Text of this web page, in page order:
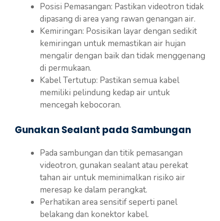
Posisi Pemasangan: Pastikan videotron tidak
dipasang di area yang rawan genangan air.
Kemiringan: Posisikan layar dengan sedikit
kemiringan untuk memastikan air hujan
mengalir dengan baik dan tidak menggenang
di permukaan.
Kabel Tertutup: Pastikan semua kabel
memiliki pelindung kedap air untuk
mencegah kebocoran.
Gunakan Sealant pada Sambungan
Pada sambungan dan titik pemasangan
videotron, gunakan sealant atau perekat
tahan air untuk meminimalkan risiko air
meresap ke dalam perangkat.
Perhatikan area sensitif seperti panel
belakang dan konektor kabel.